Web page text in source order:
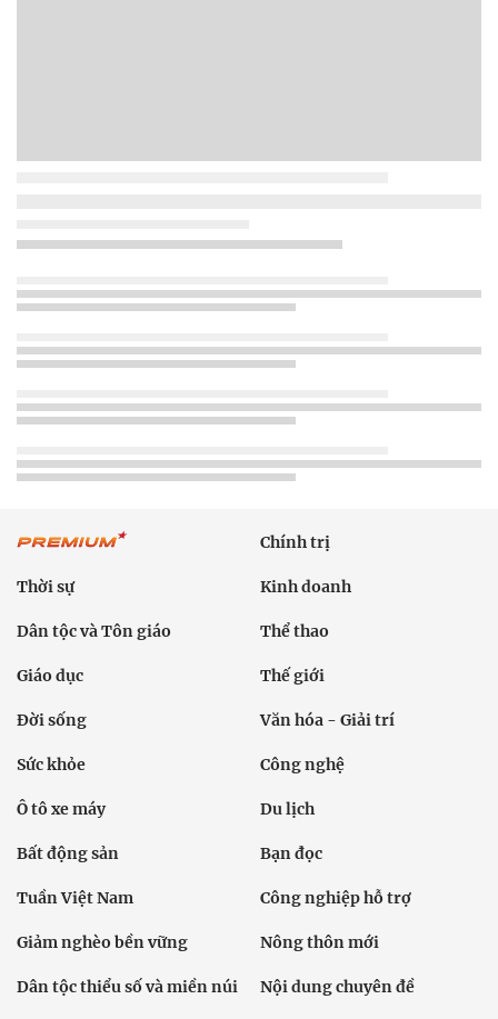
Chính trị
Thời sự Kinh doanh
Dân tộc và Tôn giáo Thể thao
Giáo dục Thế giới
Đời sống Văn hóa - Giải trí
Sức khỏe Công nghệ
Ô tô xe máy Du lịch
Bất động sản Bạn đọc
Tuần Việt Nam Công nghiệp hỗ trợ
Giảm nghèo bền vững Nông thôn mới
Dân tộc thiểu số và miền núi Nội dung chuyên đề